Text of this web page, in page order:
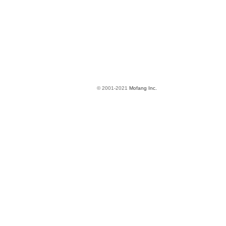
© 2001-2021 Mofang Inc.